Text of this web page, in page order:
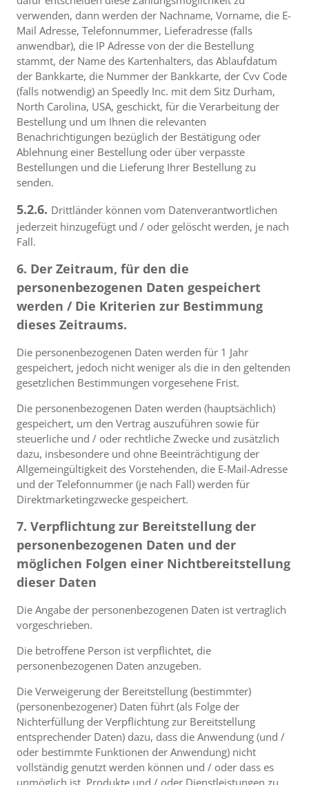
verwenden, dann werden der Nachname, Vorname, die E-
Mail Adresse, Telefonnummer, Lieferadresse (falls
anwendbar), die IP Adresse von der die Bestellung
stammt, der Name des Kartenhalters, das Ablaufdatum
der Bankkarte, die Nummer der Bankkarte, der Cvv Code
(falls notwendig) an Speedly Inc. mit dem Sitz Durham,
North Carolina, USA, geschickt, für die Verarbeitung der
Bestellung und um Ihnen die relevanten
Benachrichtigungen bezüglich der Bestätigung oder
Ablehnung einer Bestellung oder über verpasste
Bestellungen und die Lieferung Ihrer Bestellung zu
senden.
5.2.6. Drittländer können vom Datenverantwortlichen
jederzeit hinzugefügt und / oder gelöscht werden, je nach
Fall.
6. Der Zeitraum, für den die
personenbezogenen Daten gespeichert
werden / Die Kriterien zur Bestimmung
dieses Zeitraums.
Die personenbezogenen Daten werden für 1 Jahr
gespeichert, jedoch nicht weniger als die in den geltenden
gesetzlichen Bestimmungen vorgesehene Frist.
Die personenbezogenen Daten werden (hauptsächlich)
gespeichert, um den Vertrag auszuführen sowie für
steuerliche und / oder rechtliche Zwecke und zusätzlich
dazu, insbesondere und ohne Beeinträchtigung der
Allgemeingültigkeit des Vorstehenden, die E-Mail-Adresse
und der Telefonnummer (je nach Fall) werden für
Direktmarketingzwecke gespeichert.
7. Verpflichtung zur Bereitstellung der
personenbezogenen Daten und der
möglichen Folgen einer Nichtbereitstellung
dieser Daten
Die Angabe der personenbezogenen Daten ist vertraglich
vorgeschrieben.
Die betroffene Person ist verpflichtet, die
personenbezogenen Daten anzugeben.
Die Verweigerung der Bereitstellung (bestimmter)
(personenbezogener) Daten führt (als Folge der
Nichterfüllung der Verpflichtung zur Bereitstellung
entsprechender Daten) dazu, dass die Anwendung (und /
oder bestimmte Funktionen der Anwendung) nicht
vollständig genutzt werden können und / oder dass es
unmöglich ist, Produkte und / oder Dienstleistungen zu